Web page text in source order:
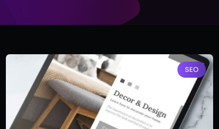
SEO